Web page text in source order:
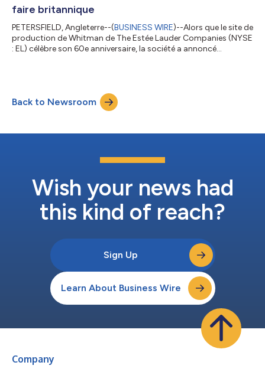
faire britannique
PETERSFIELD, Angleterre--(BUSINESS WIRE)--Alors que le site de
production de Whitman de The Estée Lauder Companies (NYSE
: EL) célèbre son 60e anniversaire, la société a annoncé
britannique, de l’innovation et de la croissance dans le secteur
des parfums de prestige. Fondé en 1966, le site de Whitman
Back to Newsroom
Wish your news had
this kind of reach?
Sign Up
Learn About Business Wire
Company